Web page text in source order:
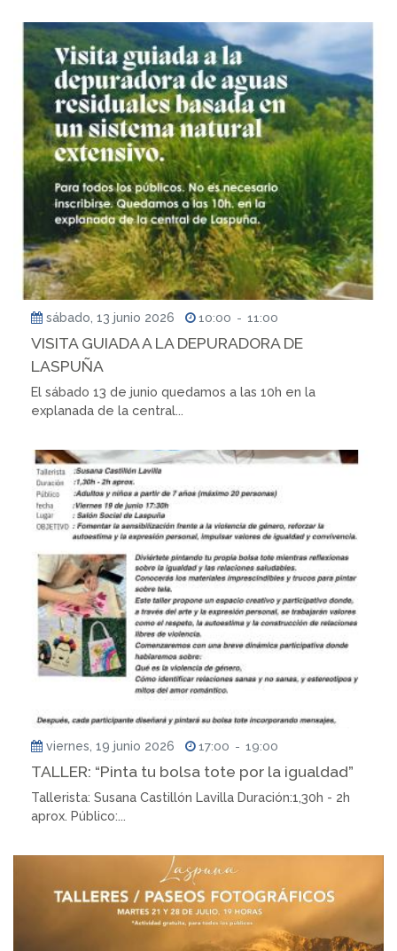
sábado, 13 junio 2026 10:00 - 11:00
VISITA GUIADA A LA DEPURADORA DE
LASPUÑA
El sábado 13 de junio quedamos a las 10h en la
explanada de la central...
viernes, 19 junio 2026 17:00 - 19:00
TALLER: “Pinta tu bolsa tote por la igualdad”
Tallerista: Susana Castillón Lavilla Duración:1,30h - 2h
aprox. Público:...